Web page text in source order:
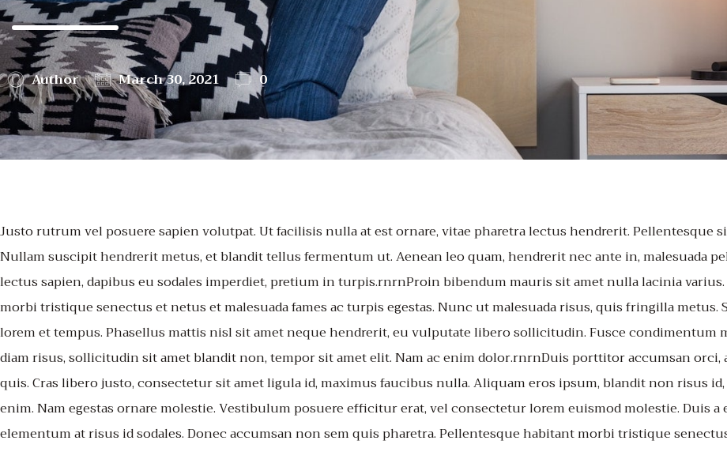
Author March 30, 2021 0
Justo rutrum vel posuere sapien volutpat. Ut facilisis nulla at est ornare, vitae pharetra lectus hendrerit. Pellentesque
Nullam suscipit hendrerit metus, et blandit tellus fermentum ut. Aenean leo quam, hendrerit nec ante in, malesuada
lectus sapien, dapibus eu sodales imperdiet, pretium in turpis.rnrnProin bibendum mauris sit amet nulla lacinia
morbi tristique senectus et netus et malesuada fames ac turpis egestas. Nunc ut malesuada risus, quis fringilla metus.
lorem et tempus. Phasellus mattis nisl sit amet neque hendrerit, eu vulputate libero sollicitudin. Fusce condimentum
diam risus, sollicitudin sit amet blandit non, tempor sit amet elit. Nam ac enim dolor.rnrnDuis porttitor accumsan orci,
quis. Cras libero justo, consectetur sit amet ligula id, maximus faucibus nulla. Aliquam eros ipsum, blandit non risus
enim. Nam egestas ornare molestie. Vestibulum posuere efficitur erat, vel consectetur lorem euismod molestie. Duis
elementum at risus id sodales. Donec accumsan non sem quis pharetra. Pellentesque habitant morbi tristique